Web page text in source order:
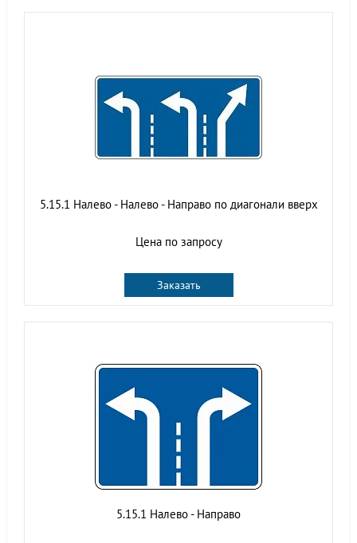
5.15.1 Налево - Налево - Направо по диагонали вверх
Цена по запросу
Заказать
5.15.1 Налево - Направо